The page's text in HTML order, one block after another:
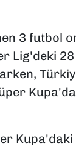
3 futbol
Lig'deki